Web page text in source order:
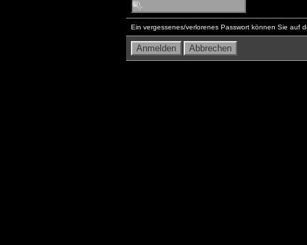
Ein vergessenes/verlorenes Passwort können Sie auf